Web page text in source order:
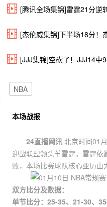
[腾讯全场集锦]雷霆21分逆转灰熊
[杰伦威集锦]下半场18分！杰伦·
[JJJ集锦]空砍了！JJJ14中9砍
NBA
本场战报
24直播网讯 北京时间01
迎战联盟领头羊雷霆。雷霆
败，本场比赛球队核心亚历山
双方比分及数据：
单节比分：25-35、21-30、